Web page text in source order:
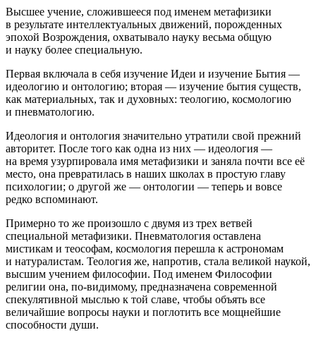
Высшее учение, сложившееся под именем метафизики
в результате интеллектуальных движений, порожденных
эпохой Возрождения, охватывало науку весьма общую
и науку более специальную.
Первая включала в себя изучение Идеи и изучение Бытия —
идеологию и онтологию; вторая — изучение бытия существ,
как материальных, так и духовных: теологию, космологию
и пневматологию.
Идеология и онтология значительно утратили свой прежний
авторитет. После того как одна из них — идеология —
на время узурпировала имя метафизики и заняла почти все её
место, она превратилась в наших школах в простую главу
психологии; о другой же — онтологии — теперь и вовсе
редко вспоминают.
Примерно то же произошло с двумя из трех ветвей
специальной метафизики. Пневматология оставлена
мистикам и теософам, космология перешла к астрономам
и натуралистам. Теология же, напротив, стала великой наукой,
высшим учением философии. Под именем Философии
религии она, по-видимому, предназначена современной
спекулятивной мыслью к той славе, чтобы объять все
величайшие вопросы науки и поглотить все мощнейшие
способности души.